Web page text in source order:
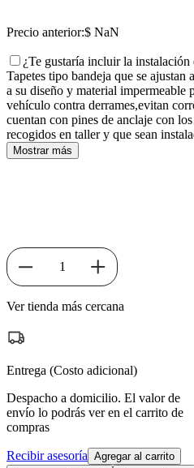
Precio anterior:$ NaN
¿Te gustaría incluir la instalación
Tapetes tipo bandeja que se
a su diseño y material
vehículo contra derrames,evitan
cuentan con pines de anclaje con
recogidos en taller y que sean
Mostrar más
1
Ver tienda más cercana
Entrega (Costo adicional)
Despacho a domicilio. El valor de
envío lo podrás ver en el carrito de
compras
Recibir asesoría Agregar al carrito